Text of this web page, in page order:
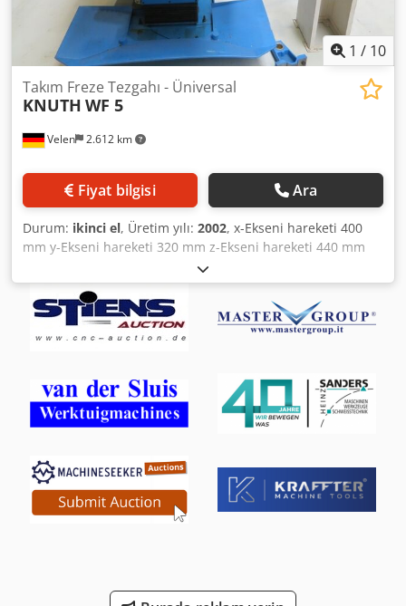
1 / 10
Velen 2.612 km
Takım Freze Tezgahı - Üniversal
KNUTH WF 5
Fiyat bilgisi Ara
Durum: ikinci el, Üretim yılı: 2002, x-Ekseni hareketi 400
mm y-Ekseni hareketi 320 mm z-Ekseni hareketi 440 mm
Tabla boyutu 80 x 325 mm Mil bağlantısı ISO SK 40 Mil
devir sayısı 63 - 3150 dev/dak Pinol strok 60 mm Makine
ağırlığı yaklaşık 1,5 t Boyutlar U x G x Y 1,8 x 1,8 x 1,9 m
Universal freze makinesi - Dijital gösterge - Hidrolik takım
tutucu - Merkezi yağlama - Soğutma sistemi - Makine
yatak - Talaş tepsisi